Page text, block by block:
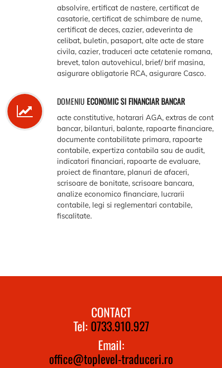
absolvire, ertificat de nastere, certificat de
casatorie, certificat de schimbare de nume,
certificat de deces, cazier, adeverinta de
celibat, buletin, pasaport, alte acte de stare
civila, cazier, traduceri acte cetatenie romana,
brevet, talon autovehicul, brief/ brif masina,
asigurare obligatorie RCA, asigurare Casco.
DOMENIU ECONOMIC SI FINANCIAR BANCAR
acte constitutive, hotarari AGA, extras de cont
bancar, bilanturi, balante, rapoarte financiare,
documente contabilitate primara, rapoarte
contabile, expertiza contabila sau de audit,
indicatori financiari, rapoarte de evaluare,
proiect de finantare, planuri de afaceri,
scrisoare de bonitate, scrisoare bancara,
analize economico financiare, lucrarii
contabile, legi si reglementari contabile,
fiscalitate.
CONTACT
Tel: 0733.910.927
Email:
office@toplevel-traduceri.ro